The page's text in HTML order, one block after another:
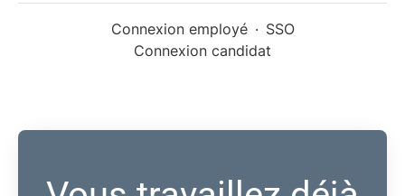
Connexion employé · SSO
Connexion candidat